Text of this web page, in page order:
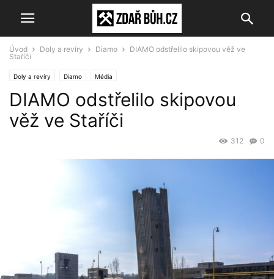
Úvod Doly a revíry Diamo
DIAMO odstřelilo skipovou věž ve
Staříči
Doly a revíry Diamo Média
DIAMO odstřelilo skipovou
věž ve Staříči
0
312